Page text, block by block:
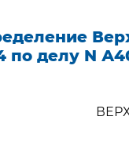
по делу N